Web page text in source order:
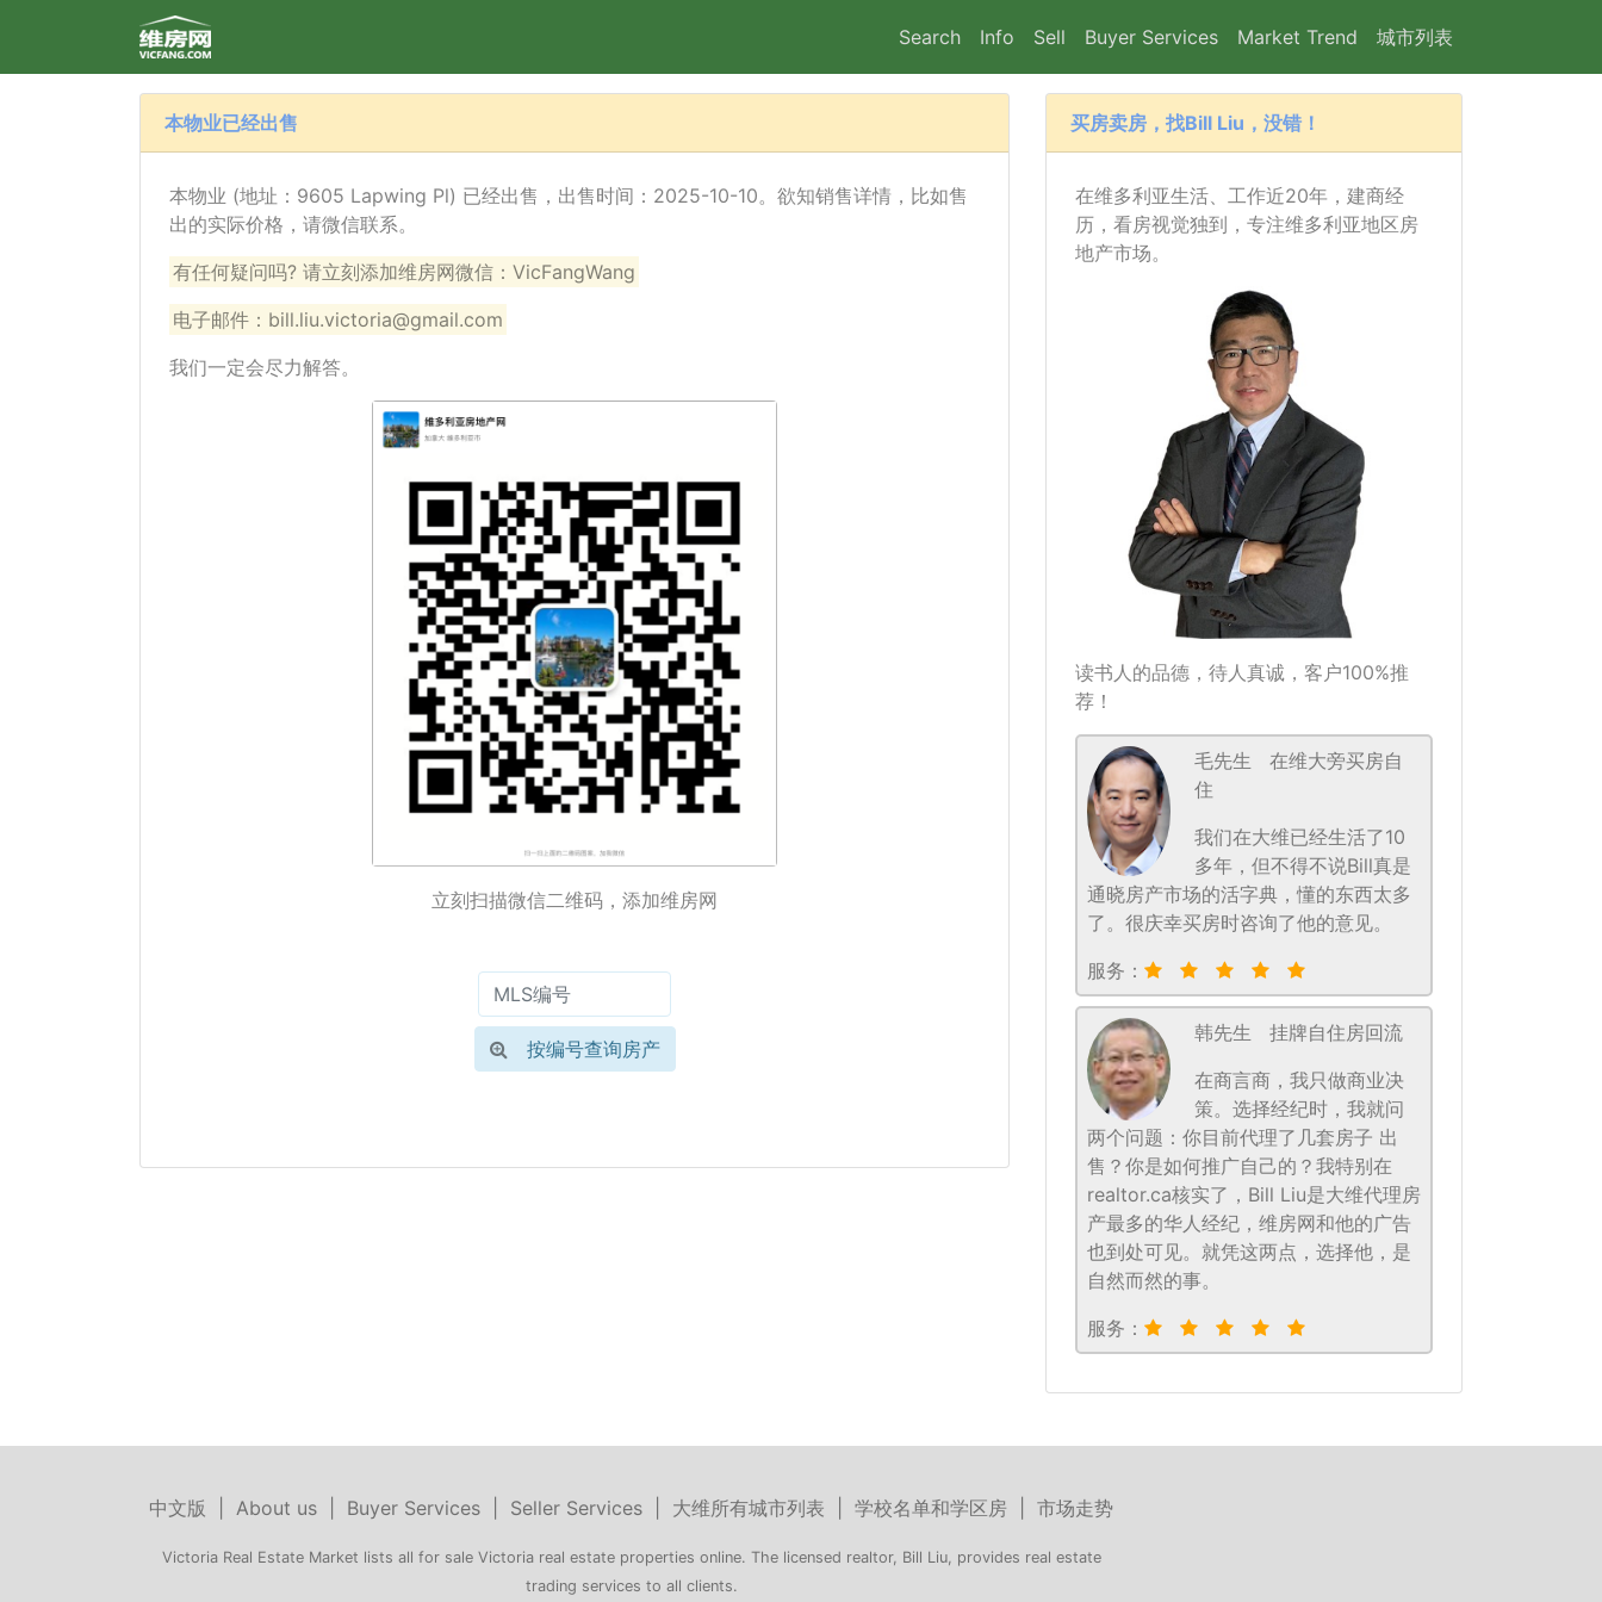
Search Info Sell Buyer Services Market Trend 城市列表
本物业已经出售
本物业 (地址：9605 Lapwing Pl) 已经出售，出售时间：2025-10-10。欲知销售详情，比如售
出的实际价格，请微信联系。
有任何疑问吗? 请立刻添加维房网微信：VicFangWang
电子邮件：bill.liu.victoria@gmail.com
我们一定会尽力解答。
立刻扫描微信二维码，添加维房网
按编号查询房产
买房卖房，找Bill Liu，没错！
在维多利亚生活、工作近20年，建商经
历，看房视觉独到，专注维多利亚地区房
地产市场。
读书人的品德，待人真诚，客户100%推
荐！
毛先生
在维大旁买房自
住
我们在大维已经生活了10
多年，但不得不说Bill真是
通晓房产市场的活字典，懂的东西太多
了。很庆幸买房时咨询了他的意见。
服务：
韩先生
挂牌自住房回流
在商言商，我只做商业决
策。选择经纪时，我就问
两个问题：你目前代理了几套房子 出
售？你是如何推广自己的？我特别在
realtor.ca核实了，Bill Liu是大维代理房
产最多的华人经纪，维房网和他的广告
也到处可见。就凭这两点，选择他，是
自然而然的事。
服务：
中文版 About us Buyer Services Seller Services 大维所有城市列表 学校名单和学区房 市场走势
Victoria Real Estate Market lists all for sale Victoria real estate properties online. The licensed realtor, Bill Liu, provides real estate
trading services to all clients.